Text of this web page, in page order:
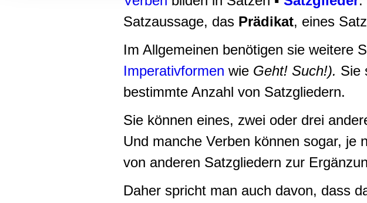
Informationen zu Ihrer Verwendung unserer
und Analysen weiter. Unsere Partner führen diese
gesammelt haben.
Satzaussage, das Prädikat, eines
Im Allgemeinen benötigen sie weitere
Imperativformen wie Geht! Such!). Sie
bestimmte Anzahl von Satzgliedern.
Sie können eines, zwei oder drei
Und manche Verben können sogar, je
von anderen Satzgliedern zur
Daher spricht man auch davon, dass